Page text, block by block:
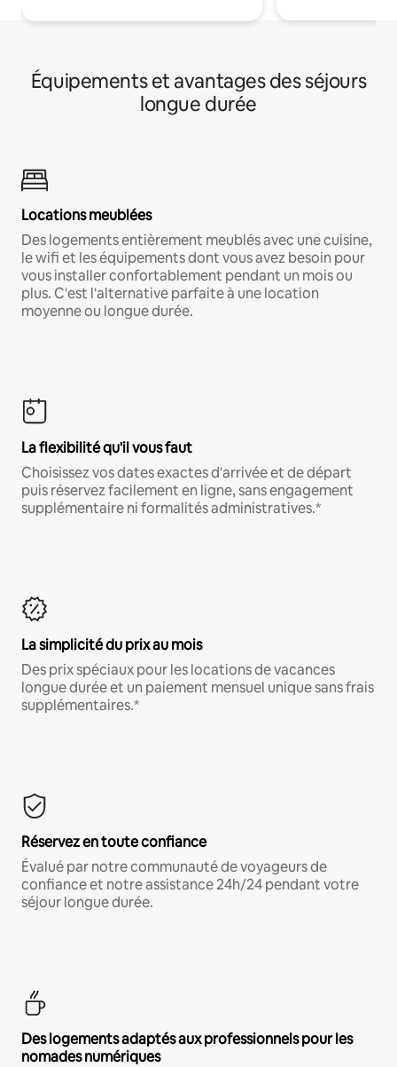
Équipements et avantages des séjours
longue durée
Locations meublées
Des logements entièrement meublés avec une cuisine,
le wifi et les équipements dont vous avez besoin pour
vous installer confortablement pendant un mois ou
plus. C'est l'alternative parfaite à une location
moyenne ou longue durée.
La flexibilité qu'il vous faut
Choisissez vos dates exactes d'arrivée et de départ
puis réservez facilement en ligne, sans engagement
supplémentaire ni formalités administratives.*
La simplicité du prix au mois
Des prix spéciaux pour les locations de vacances
longue durée et un paiement mensuel unique sans frais
supplémentaires.*
Réservez en toute confiance
Évalué par notre communauté de voyageurs de
confiance et notre assistance 24h/24 pendant votre
séjour longue durée.
Des logements adaptés aux professionnels pour les
nomades numériques